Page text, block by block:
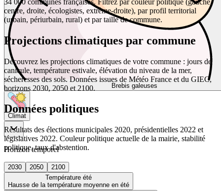
Brebis galeuses
Climat
Horizon temporel
2030 2050
2100
Température été
Hausse de la température moyenne en été
centre, droite, écologistes, extrême-droite), par profil territorial
(urbain, périurbain, rural) et par taille de commune.
Projections climatiques par commune
Découvrez les projections climatiques de votre commune : jours de
canicule, température estivale, élévation du niveau de la mer,
sécheresses des sols. Données issues de Météo France et du GIEC,
horizons 2030, 2050 et 2100.
Données politiques
Résultats des élections municipales 2020, présidentielles 2022 et
législatives 2022. Couleur politique actuelle de la mairie, stabilité
politique, taux d'abstention.